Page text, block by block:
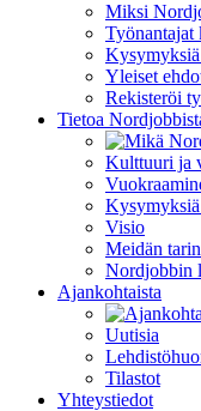
Miksi
Työnantajat
Kysymyksiä
Yleiset
Rekisteröi
Tietoa
Kulttuuri ja
Kysymyksiä
Visio
Meidän
Nordjobbin
Ajankohtaista
Uutisia
Tilastot
Yhteystiedot